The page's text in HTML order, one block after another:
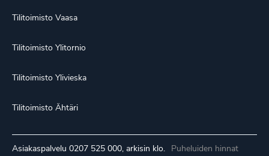
Tilitoimisto Vaasa
Tilitoimisto Ylitornio
Tilitoimisto Ylivieska
Tilitoimisto Ähtäri
Asiakaspalvelu 0207 525 000, arkisin klo. Puheluiden hinnat